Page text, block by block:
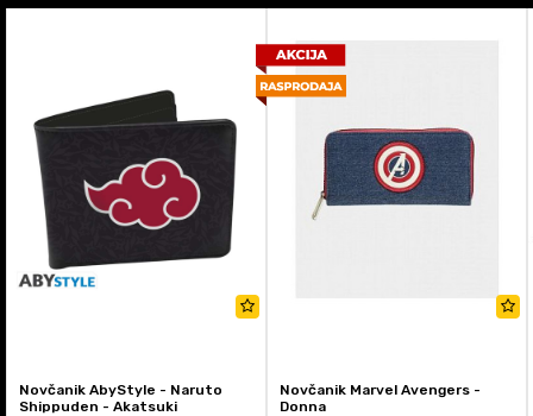
Novčanik AbyStyle - Naruto
Shippuden - Akatsuki
Novčanik Marvel Avengers -
Donna